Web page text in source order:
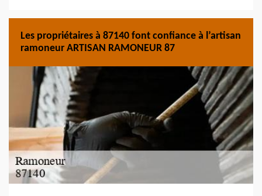
Les propriétaires à 87140 font confiance à l’artisan
ramoneur ARTISAN RAMONEUR 87